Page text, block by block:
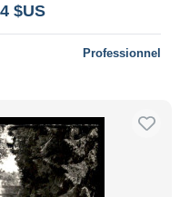
$US
Professionnel